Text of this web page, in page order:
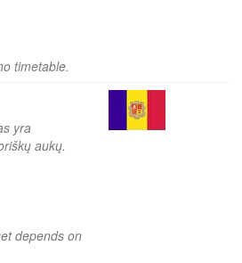
timetable.
yra
aukų.
depends on